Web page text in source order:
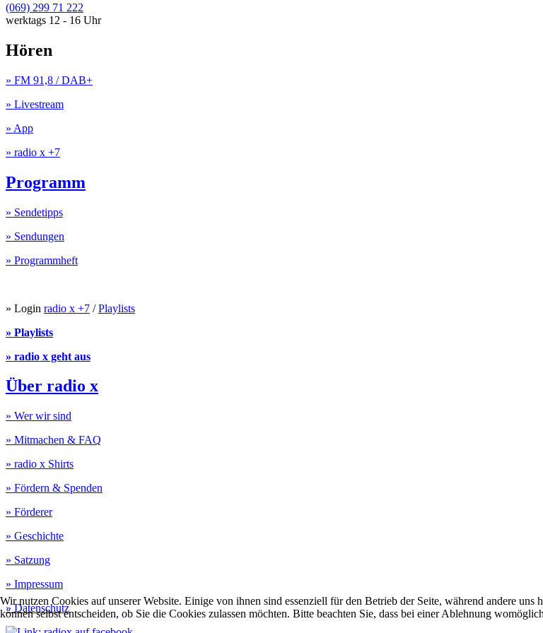
(069) 299 71 222
werktags 12 - 16 Uhr
Hören
» FM 91,8 / DAB+
» Livestream
» App
» radio x +7
Programm
» Sendetipps
» Sendungen
» Programmheft
» Login radio x +7 /Playlists
» Playlists
» radio x geht aus
Über radio x
» Wer wir sind
» Mitmachen & FAQ
» radio x Shirts
» Fördern & Spenden
» Förderer
» Geschichte
» Satzung
» Impressum
» Datenschutz
Wir nutzen Cookies auf unserer Website. Einige von ihnen sind essenziell für den Betrieb der Seite, während andere
können selbst entscheiden, ob Sie die Cookies zulassen möchten. Bitte beachten Sie, dass bei einer Ablehnung